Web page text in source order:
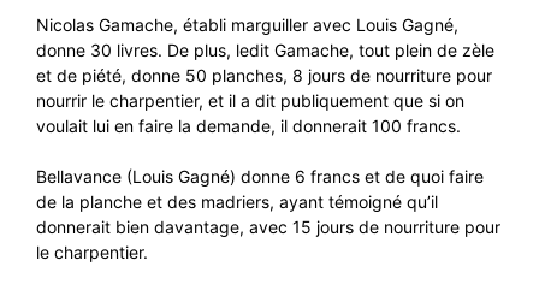
Nicolas Gamache, établi marguiller avec Louis Gagné,
donne 30 livres. De plus, ledit Gamache, tout plein de zèle
et de piété, donne 50 planches, 8 jours de nourriture pour
nourrir le charpentier, et il a dit publiquement que si on
voulait lui en faire la demande, il donnerait 100 francs.
Bellavance (Louis Gagné) donne 6 francs et de quoi faire
de la planche et des madriers, ayant témoigné qu’il
donnerait bien davantage, avec 15 jours de nourriture pour
le charpentier.